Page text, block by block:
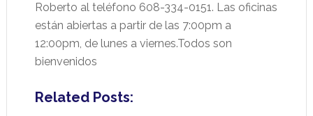
Roberto al teléfono 608-334-0151. Las oficinas
están abiertas a partir de las 7:00pm a
12:00pm, de lunes a viernes.Todos son
bienvenidos
Related Posts: